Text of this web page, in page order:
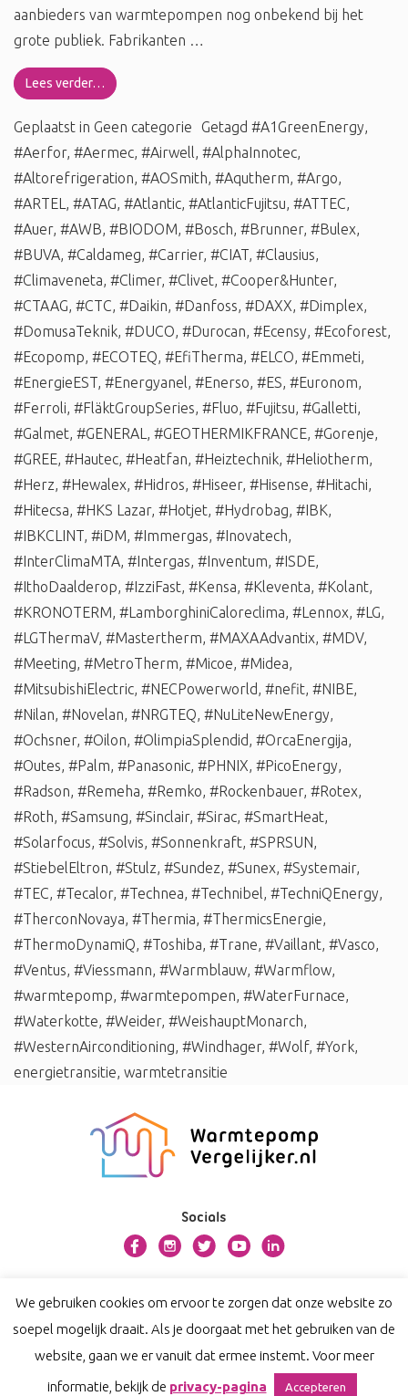
aanbieders van warmtepompen nog onbekend bij het
grote publiek. Fabrikanten …
Lees verder…
Geplaatst in Geen categorie Getagd #A1GreenEnergy,
#Aerfor, #Aermec, #Airwell, #AlphaInnotec,
#Altorefrigeration, #AOSmith, #Aqutherm, #Argo,
#ARTEL , #ATAG, #Atlantic, #AtlanticFujitsu, #ATTEC,
#Auer, #AWB, #BIODOM, #Bosch, #Brunner, #Bulex,
#BUVA, #Caldameg, #Carrier, #CIAT, #Clausius,
#Climaveneta, #Climer, #Clivet, #Cooper&Hunter,
#CTAAG, #CTC, #Daikin, #Danfoss, #DAXX, #Dimplex,
#DomusaTeknik, #DUCO, #Durocan, #Ecensy, #Ecoforest,
#Ecopomp, #ECOTEQ, #EfiTherma, #ELCO, #Emmeti,
#EnergieEST, #Energyanel, #Enerso, #ES, #Euronom,
#Ferroli, #FläktGroupSeries, #Fluo, #Fujitsu, #Galletti,
#Galmet, #GENERAL , #GEOTHERMIKFRANCE, #Gorenje,
#GREE, #Hautec, #Heatfan, #Heiztechnik, #Heliotherm,
#Herz, #Hewalex, #Hidros, #Hiseer, #Hisense, #Hitachi,
#Hitecsa, #HKS Lazar, #Hotjet, #Hydrobag, #IBK,
#IBKCLINT, #iDM, #Immergas, #Inovatech,
#InterClimaMTA, #Intergas, #Inventum, #ISDE,
#IthoDaalderop, #IzziFast, #Kensa, #Kleventa, #Kolant,
#KRONOTERM, #LamborghiniCaloreclima, #Lennox, #LG,
#LGThermaV, #Mastertherm, #MAXAAdvantix, #MDV,
#Meeting, #MetroTherm, #Micoe, #Midea,
#MitsubishiElectric, #NECPowerworld, #nefit, #NIBE,
#Nilan, #Novelan, #NRGTEQ, #NuLiteNewEnergy,
#Ochsner, #Oilon, #OlimpiaSplendid, #OrcaEnergija,
#Outes, #Palm, #Panasonic, #PHNIX, #PicoEnergy,
#Radson, #Remeha, #Remko, #Rockenbauer, #Rotex,
#Roth, #Samsung, #Sinclair, #Sirac, #SmartHeat,
#Solarfocus, #Solvis, #Sonnenkraft, #SPRSUN,
#StiebelEltron, #Stulz, #Sundez, #Sunex, #Systemair,
#TEC, #Tecalor, #Technea, #Technibel, #TechniQEnergy,
#TherconNovaya, #Thermia, #ThermicsEnergie,
#ThermoDynamiQ, #Toshiba, #Trane, #Vaillant, #Vasco,
#Ventus, #Viessmann, #Warmblauw, #Warmflow,
#warmtepomp, #warmtepompen, #WaterFurnace,
#Waterkotte, #Weider, #WeishauptMonarch,
#WesternAirconditioning, #Windhager, #Wolf, #York,
energietransitie, warmtetransitie
Socials
Contact
Privacy
Disclaimer
We gebruiken cookies om ervoor te zorgen dat onze website zo
soepel mogelijk draait. Als je doorgaat met het gebruiken van de
website, gaan we er vanuit dat ermee instemt. Voor meer
informatie, bekijk de privacy-pagina Accepteren